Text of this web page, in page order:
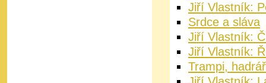
Jiří Vlastník:
Srdce a sláva
Jiří Vlastník:
Jiří Vlastník:
Trampi,